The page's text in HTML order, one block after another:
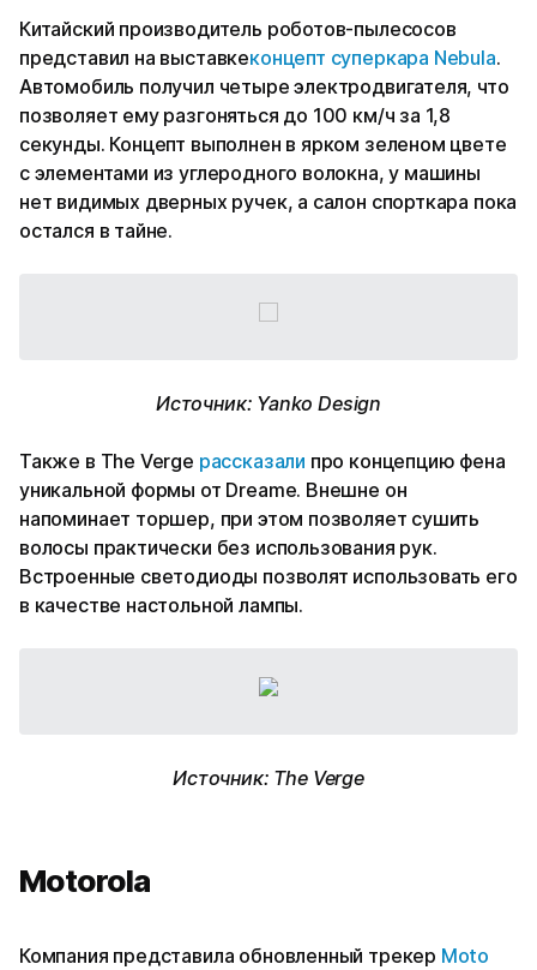
Китайский производитель роботов-пылесосов
представил на выставкеконцепт суперкара Nebula.
Автомобиль получил четыре электродвигателя, что
позволяет ему разгоняться до 100 км/ч за 1,8
секунды. Концепт выполнен в ярком зеленом цвете
с элементами из углеродного волокна, у машины
нет видимых дверных ручек, а салон спорткара пока
остался в тайне.
Источник: Yanko Design
Также в The Verge рассказали про концепцию фена
уникальной формы от Dreame. Внешне он
напоминает торшер, при этом позволяет сушить
волосы практически без использования рук.
Встроенные светодиоды позволят использовать его
в качестве настольной лампы.
Источник: The Verge
Motorola
Компания представила обновленный трекер Moto